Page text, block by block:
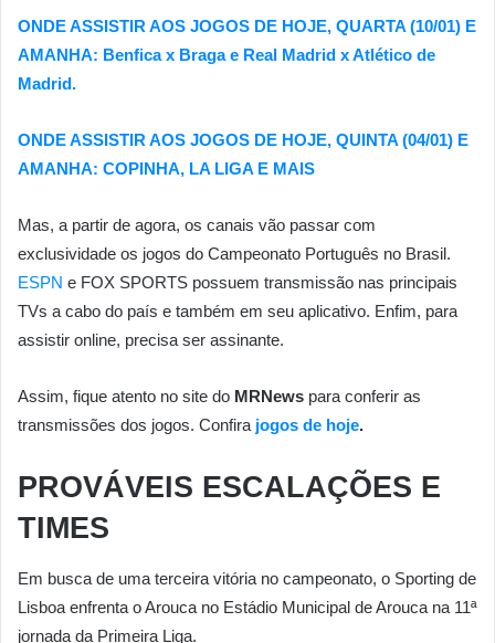
ONDE ASSISTIR AOS JOGOS DE HOJE, QUARTA (10/01) E
AMANHA: Benfica x Braga e Real Madrid x Atlético de
Madrid.
ONDE ASSISTIR AOS JOGOS DE HOJE, QUINTA (04/01) E
AMANHA: COPINHA, LA LIGA E MAIS
Mas, a partir de agora, os canais vão passar com
exclusividade os jogos do Campeonato Português no Brasil.
ESPN e FOX SPORTS possuem transmissão nas principais
TVs a cabo do país e também em seu aplicativo. Enfim, para
assistir online, precisa ser assinante.
Assim, fique atento no site do MRNews para conferir as
transmissões dos jogos. Confira jogos de hoje.
PROVÁVEIS ESCALAÇÕES E
TIMES
Em busca de uma terceira vitória no campeonato, o Sporting de
Lisboa enfrenta o Arouca no Estádio Municipal de Arouca na 11ª
jornada da Primeira Liga.